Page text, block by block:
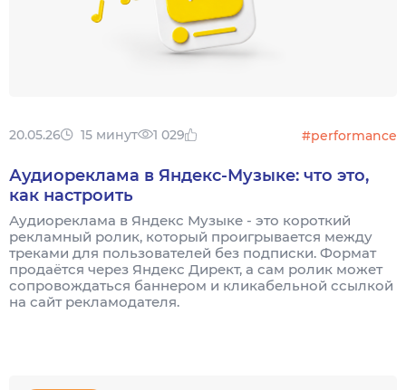
20.05.26 15 минут 1 029 #performance
Аудиореклама в Яндекс-Музыке: что это,
как настроить
Аудиореклама в Яндекс Музыке - это короткий
рекламный ролик, который проигрывается между
треками для пользователей без подписки. Формат
продаётся через Яндекс Директ, а сам ролик может
сопровождаться баннером и кликабельной ссылкой
на сайт рекламодателя.